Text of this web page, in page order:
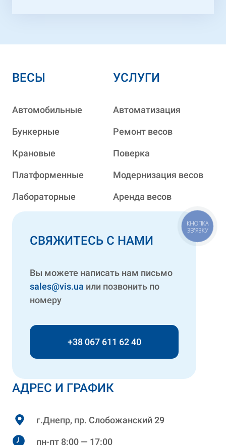
АДРЕС И ГРАФИК
г.Днепр, пр. Слобожанский 29
пн-пт 8:00 — 17:00
ВЕСЫ
Автомобильные
Бункерные
Крановые
Платформенные
Лабораторные
УСЛУГИ
Автоматизация
Ремонт весов
Поверка
Модернизация весов
Аренда весов
СВЯЖИТЕСЬ С НАМИ
Вы можете написать нам письмо
sales@vis.ua или позвонить по
номеру
+38 067 611 62 40
КНОПКА
ЗВ'ЯЗКУ